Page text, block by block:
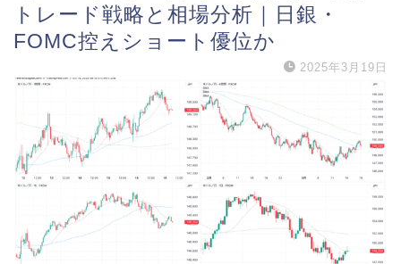
トレード戦略と相場分析｜日銀・
FOMC控えショート優位か
2025年3月19日